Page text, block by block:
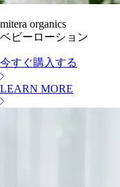
mitera organics
ベビーローション
今すぐ購入する
LEARN MORE